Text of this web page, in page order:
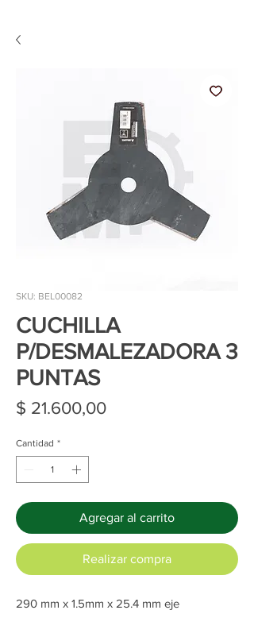
SKU: BEL00082
CUCHILLA
P/DESMALEZADORA 3
PUNTAS
$ 21.600,00Precio
Cantidad *
Agregar al carrito
Realizar compra
290 mm x 1.5mm x 25.4 mm eje